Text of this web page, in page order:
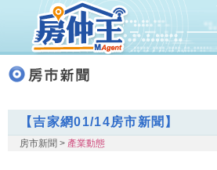
【吉家網01/14房市新聞】
房市新聞 > 產業動態